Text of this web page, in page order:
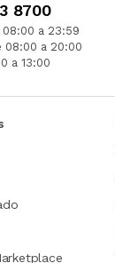
8700
08:00 a 23:59
08:00 a 20:00
a 13:00